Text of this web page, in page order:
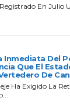
En Julio
Inmediata Del
Que El
De
Ha Exigido La